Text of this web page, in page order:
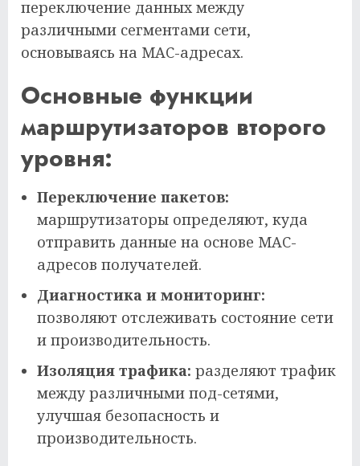
переключение данных между
различными сегментами сети,
основываясь на MAC-адресах.
Основные функции
маршрутизаторов второго
уровня:
Переключение пакетов:
маршрутизаторы определяют, куда
отправить данные на основе MAC-
адресов получателей.
Диагностика и мониторинг:
позволяют отслеживать состояние сети
и производительность.
Изоляция трафика: разделяют трафик
между различными под-сетями,
улучшая безопасность и
производительность.